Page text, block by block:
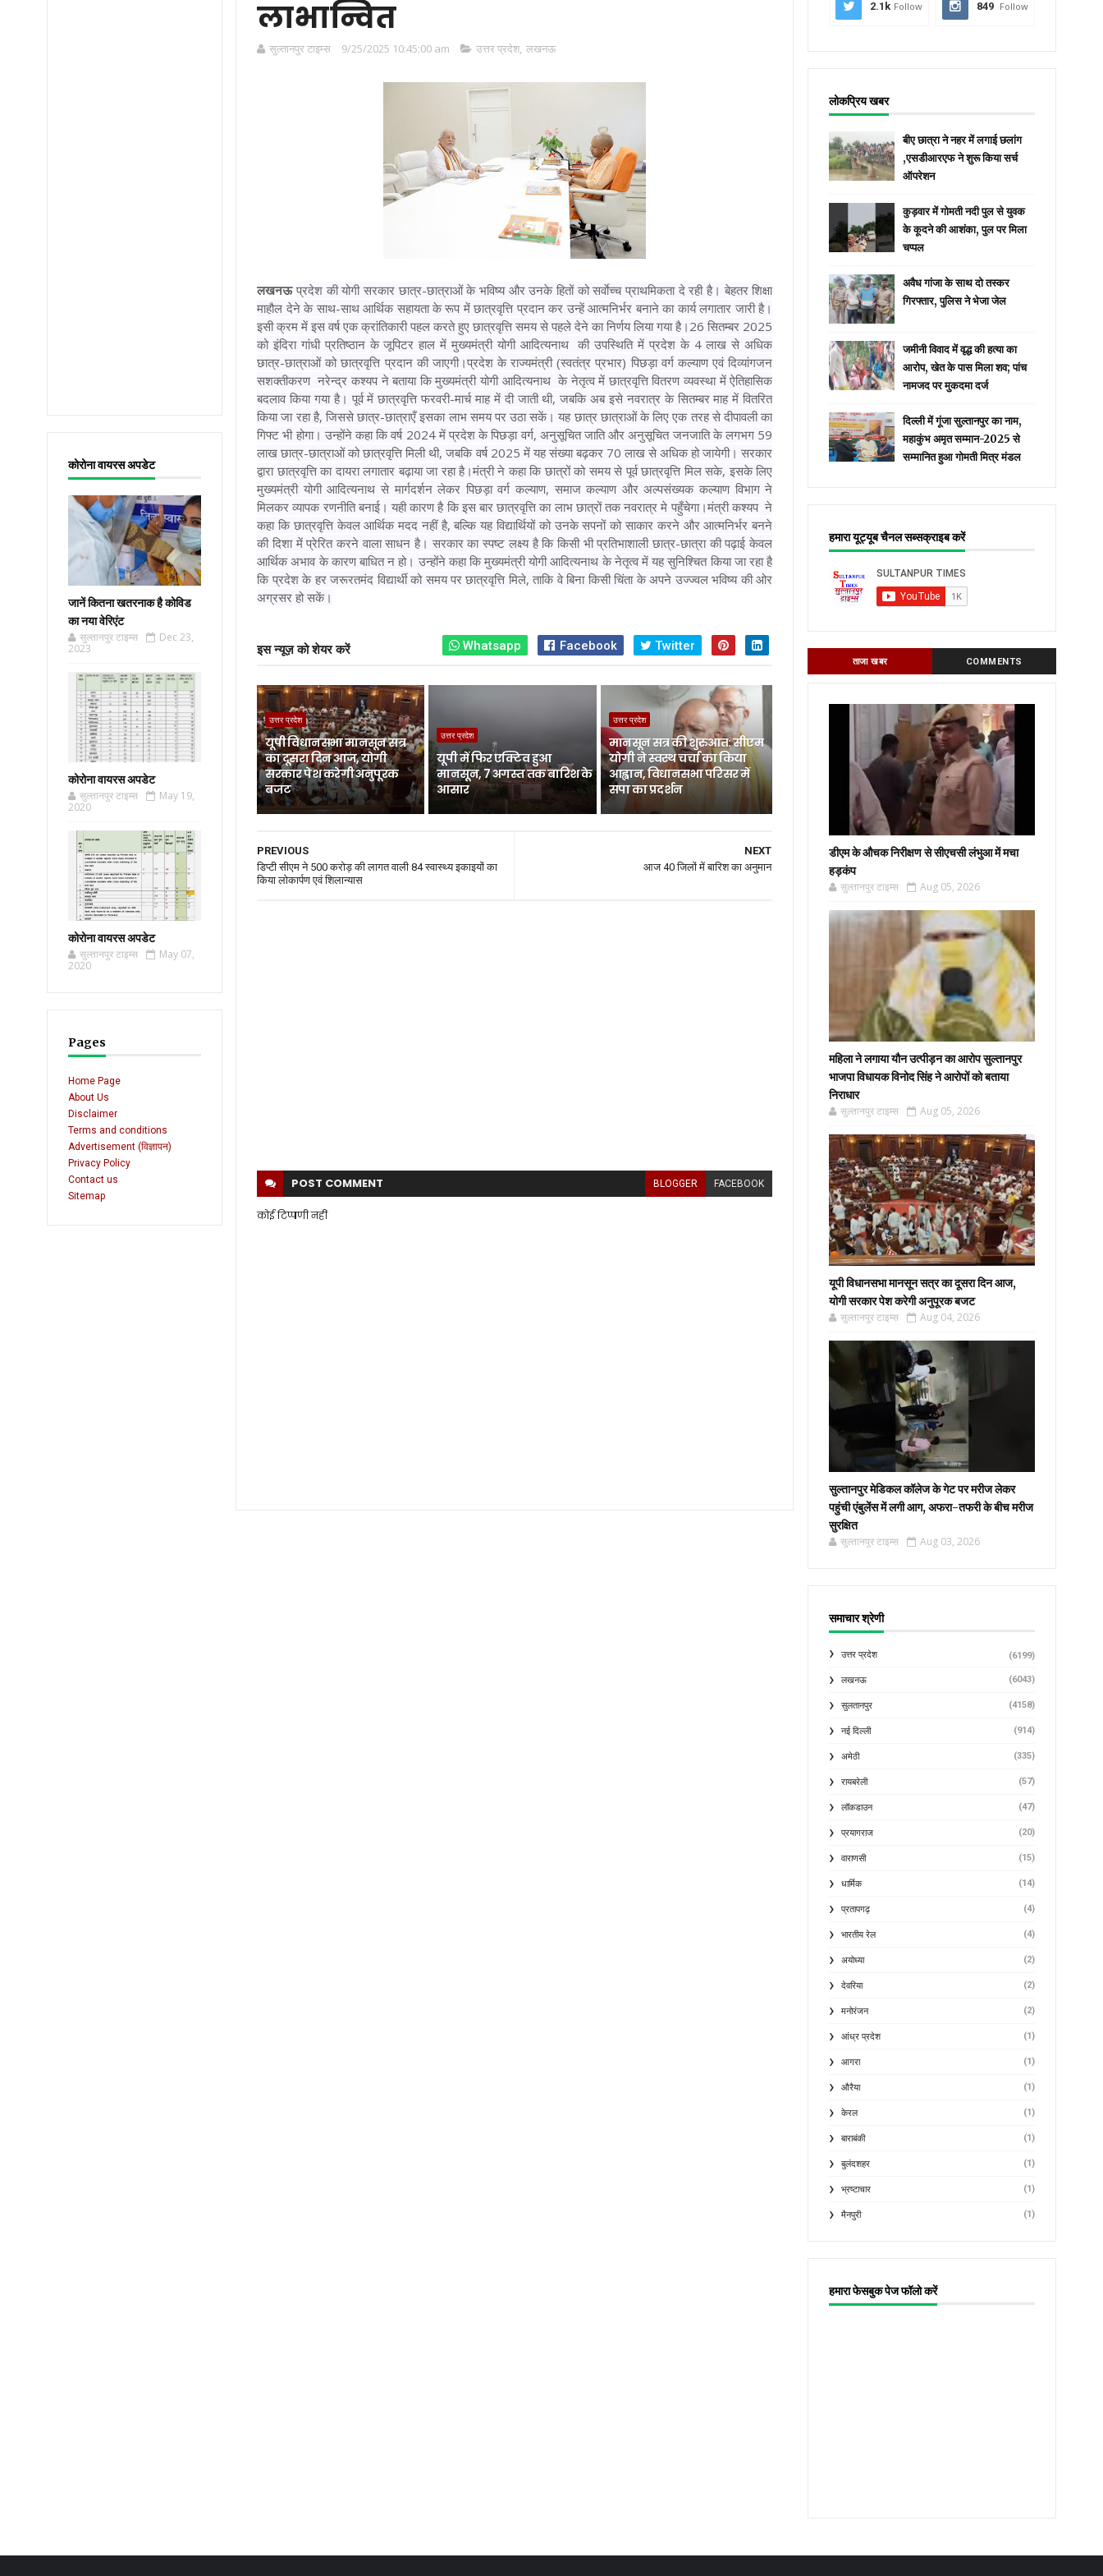
कोरोना वायरस अपडेट
जानें कितना खतरनाक है कोविड
का नया वेरिएंट
सुल्तानपुर टाइम्स
Dec 23,
2023
कोरोना वायरस अपडेट
सुल्तानपुर टाइम्स
May 19,
2020
कोरोना वायरस अपडेट
सुल्तानपुर टाइम्स
May 07,
2020
Pages
Home Page
About Us
Disclaimer
Terms and conditions
Advertisement (विज्ञापन)
Privacy Policy
Contact us
Sitemap
लाभान्वित
सुल्तानपुर टाइम्स 9/25/2025 10:45:00 am उत्तर प्रदेश, लखनऊ
लखनऊ प्रदेश की योगी सरकार छात्र-छात्राओं के भविष्य और उनके हितों को सर्वाेच्च प्राथमिकता दे रही है। बेहतर शिक्षा
माहौल देने के साथ-साथ आर्थिक सहायता के रूप में छात्रवृत्ति प्रदान कर उन्हें आत्मनिर्भर बनाने का कार्य लगातार जारी है।
इसी क्रम में इस वर्ष एक क्रांतिकारी पहल करते हुए छात्रवृत्ति समय से पहले देने का निर्णय लिया गया है।26 सितम्बर 2025
को इंदिरा गांधी प्रतिष्ठान के जूपिटर हाल में मुख्यमंत्री योगी आदित्यनाथ की उपस्थिति में प्रदेश के 4 लाख से अधिक
छात्र-छात्राओं को छात्रवृत्ति प्रदान की जाएगी।प्रदेश के राज्यमंत्री (स्वतंत्र प्रभार) पिछड़ा वर्ग कल्याण एवं दिव्यांगजन
सशक्तीकरण नरेन्द्र कश्यप ने बताया कि मुख्यमंत्री योगी आदित्यनाथ के नेतृत्व में छात्रवृत्ति वितरण व्यवस्था में ऐतिहासिक
बदलाव किया गया है। पूर्व में छात्रवृत्ति फरवरी-मार्च माह में दी जाती थी, जबकि अब इसे नवरात्र के सितम्बर माह में वितरित
किया जा रहा है, जिससे छात्र-छात्राएँ इसका लाभ समय पर उठा सकें। यह छात्र छात्राओं के लिए एक तरह से दीपावली का
गिफ्ट भी होगा। उन्होंने कहा कि वर्ष 2024 में प्रदेश के पिछड़ा वर्ग, अनुसूचित जाति और अनुसूचित जनजाति के लगभग 59
लाख छात्र-छात्राओं को छात्रवृत्ति मिली थी, जबकि वर्ष 2025 में यह संख्या बढ़कर 70 लाख से अधिक हो जायेगी। सरकार
द्वारा छात्रवृत्ति का दायरा लगातार बढ़ाया जा रहा है।मंत्री ने कहा कि छात्रों को समय से पूर्व छात्रवृत्ति मिल सके, इसके लिए
मुख्यमंत्री योगी आदित्यनाथ से मार्गदर्शन लेकर पिछड़ा वर्ग कल्याण, समाज कल्याण और अल्पसंख्यक कल्याण विभाग ने
मिलकर व्यापक रणनीति बनाई। यही कारण है कि इस बार छात्रवृत्ति का लाभ छात्रों तक नवरात्र मे पहुँचेगा।मंत्री कश्यप ने
कहा कि छात्रवृत्ति केवल आर्थिक मदद नहीं है, बल्कि यह विद्यार्थियों को उनके सपनों को साकार करने और आत्मनिर्भर बनने
की दिशा में प्रेरित करने वाला साधन है। सरकार का स्पष्ट लक्ष्य है कि किसी भी प्रतिभाशाली छात्र-छात्रा की पढ़ाई केवल
आर्थिक अभाव के कारण बाधित न हो। उन्होंने कहा कि मुख्यमंत्री योगी आदित्यनाथ के नेतृत्व में यह सुनिश्चित किया जा रहा है
कि प्रदेश के हर जरूरतमंद विद्यार्थी को समय पर छात्रवृत्ति मिले, ताकि वे बिना किसी चिंता के अपने उज्ज्वल भविष्य की ओर
अग्रसर हो सकें।
इस न्यूज़ को शेयर करें Whatsapp Facebook Twitter
उत्तर प्रदेश
यूपी विधानसभा मानसून सत्र
का दूसरा दिन आज, योगी
सरकार पेश करेगी अनुपूरक
बजट
उत्तर प्रदेश
यूपी में फिर एक्टिव हुआ
मानसून, 7 अगस्त तक बारिश के
आसार
उत्तर प्रदेश
मानसून सत्र की शुरुआत: सीएम
योगी ने स्वस्थ चर्चा का किया
आह्वान, विधानसभा परिसर में
सपा का प्रदर्शन
NEXT
आज 40 जिलों में बारिश का अनुमान
PREVIOUS
डिप्टी सीएम ने 500 करोड़ की लागत वाली 84 स्वास्थ्य इकाइयों का
किया लोकार्पण एवं शिलान्यास
POST COMMENT BLOGGER FACEBOOK
कोई टिप्पणी नहीं
2.1k Follow 849 Follow
लोकप्रिय खबर
बीए छात्रा ने नहर में लगाई छलांग
,एसडीआरएफ ने शुरू किया सर्च
ऑपरेशन
कुड़वार में गोमती नदी पुल से युवक
के कूदने की आशंका, पुल पर मिला
चप्पल
अवैध गांजा के साथ दो तस्कर
गिरफ्तार, पुलिस ने भेजा जेल
जमीनी विवाद में वृद्ध की हत्या का
आरोप, खेत के पास मिला शव; पांच
नामजद पर मुकदमा दर्ज
दिल्ली में गूंजा सुल्तानपुर का नाम,
महाकुंभ अमृत सम्मान-2025 से
सम्मानित हुआ गोमती मित्र मंडल
हमारा यूट्यूब चैनल सब्सक्राइब करें
ताजा खबर COMMENTS
डीएम के औचक निरीक्षण से सीएचसी लंभुआ में मचा
हड़कंप
सुल्तानपुर टाइम्स Aug 05, 2026
महिला ने लगाया यौन उत्पीड़न का आरोप सुल्तानपुर
भाजपा विधायक विनोद सिंह ने आरोपों को बताया
निराधार
सुल्तानपुर टाइम्स Aug 05, 2026
यूपी विधानसभा मानसून सत्र का दूसरा दिन आज,
योगी सरकार पेश करेगी अनुपूरक बजट
सुल्तानपुर टाइम्स Aug 04, 2026
सुल्तानपुर मेडिकल कॉलेज के गेट पर मरीज लेकर
पहुंची एंबुलेंस में लगी आग, अफरा-तफरी के बीच मरीज
सुरक्षित
सुल्तानपुर टाइम्स Aug 03, 2026
समाचार श्रेणी
उत्तर प्रदेश (6199)
लखनऊ (6043)
सुलतानपुर (4158)
नई दिल्ली (914)
अमेठी (335)
रायबरेली (57)
लॉकडाउन (47)
प्रयागराज (20)
वाराणसी (15)
धार्मिक (14)
प्रतापगढ़ (4)
भारतीय रेल (4)
अयोध्या (2)
देवरिया (2)
मनोरंजन (2)
आंध्र प्रदेश (1)
आगरा (1)
औरैया (1)
केरल (1)
बाराबंकी (1)
बुलंदशहर (1)
भ्रष्टाचार (1)
मैनपुरी (1)
हमारा फेसबुक पेज फॉलो करें